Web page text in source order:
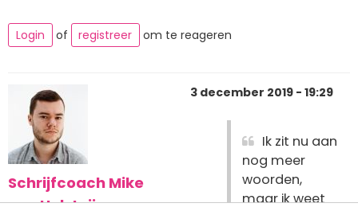
Login of registreer om te reageren
Schrijfcoach Mike
van Holsteijn
3 december 2019 - 19:29
Ik zit nu aan
nog meer
woorden,
maar ik weet